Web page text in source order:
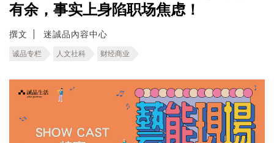
有余，事实上身陷职场焦虑！
撰文 迷誠品內容中心
诚品专栏 人文社科 财经商业